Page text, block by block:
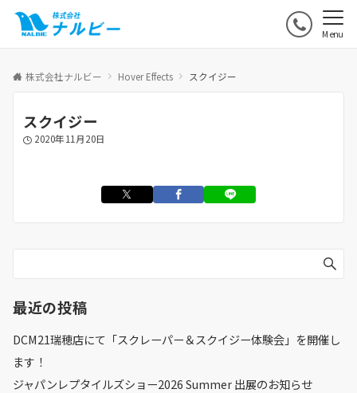
Menu
株式会社ナルビー Hover Effects スクイジー
スクイジー
2020年11月20日
最近の投稿
DCM21瑞穂店にて「スクレーパー＆スクイジー体験会」を開催し
ます！
ジャパンレプタイルズショー2026 Summer 出展のお知らせ